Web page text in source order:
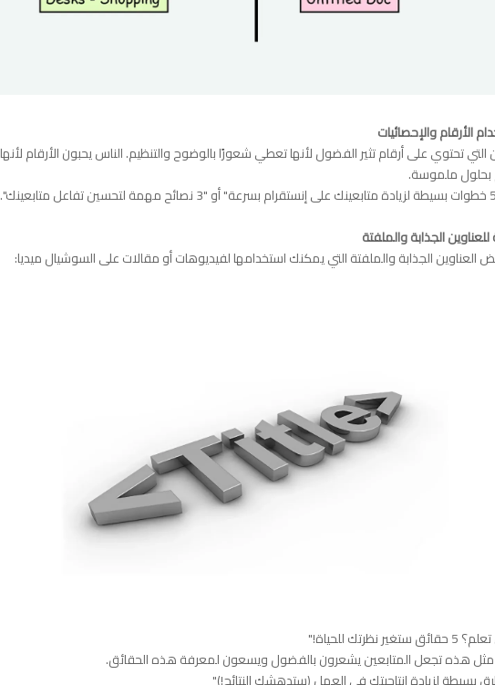
التي تحتوي على أرقام تثير الفضول لأنها تعطي شعورًا بالوضوح والتنظيم. الناس يحبون الأرقام لأنها
ملموسة.
العناوين الجذابة والملفتة التي يمكنك استخدامها لفيديوهات أو مقالات على السوشيال ميديا:
مثل هذه تجعل المتابعين يشعرون بالفضول ويسعون لمعرفة هذه الحقائق.